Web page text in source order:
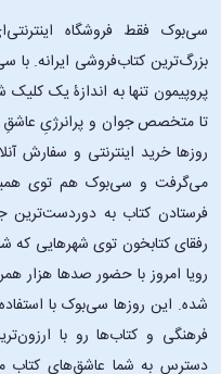
سی‌بوک فقط فروشگاه
بزرگ‌ترین کتاب‌فروشی ایرانه.
تا متخصص جوان و پرانرژیِ
روزها خرید اینترنتی و سفارش
می‌گرفت و سی‌بوک هم توی
فرستادن کتاب به دوردست‌ترین
رفقای کتابخون توی شهرهایی
رویا امروز با حضور صدها هزار
شده. این ‌روزها سی‌بوک با
فرهنگی و کتاب‌ها رو با
دسترس به شما عاشق‌های کتاب